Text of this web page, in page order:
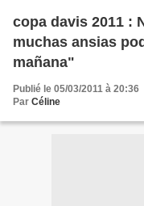
copa davis 2011 :
muchas ansias
mañana"
Publié le 05/03/2011 à 20:36
Par Céline